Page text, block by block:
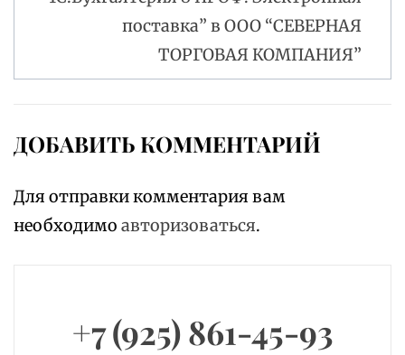
поставка” в ООО “СЕВЕРНАЯ
ТОРГОВАЯ КОМПАНИЯ”
ДОБАВИТЬ КОММЕНТАРИЙ
Для отправки комментария вам
необходимо авторизоваться.
+7 (925) 861-45-93